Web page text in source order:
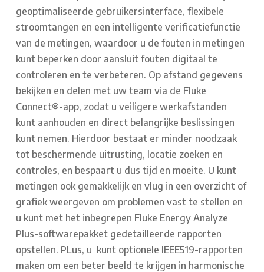
geoptimaliseerde gebruikersinterface, flexibele
stroomtangen en een intelligente verificatiefunctie
van de metingen, waardoor u de fouten in metingen
kunt beperken door aansluit fouten digitaal te
controleren en te verbeteren. Op afstand gegevens
bekijken en delen met uw team via de Fluke
Connect®-app, zodat u veiligere werkafstanden
kunt aanhouden en direct belangrijke beslissingen
kunt nemen. Hierdoor bestaat er minder noodzaak
tot beschermende uitrusting, locatie zoeken en
controles, en bespaart u dus tijd en moeite. U kunt
metingen ook gemakkelijk en vlug in een overzicht of
grafiek weergeven om problemen vast te stellen en
u kunt met het inbegrepen Fluke Energy Analyze
Plus-softwarepakket gedetailleerde rapporten
opstellen. PLus, u kunt optionele IEEE519-rapporten
maken om een beter beeld te krijgen in harmonische